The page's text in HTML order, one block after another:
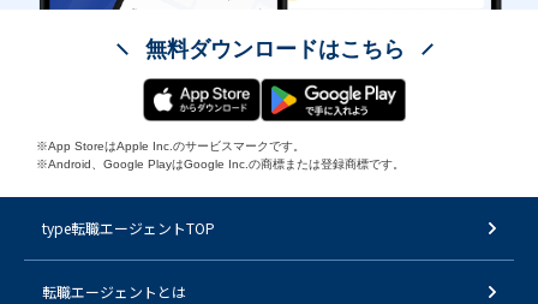
無料ダウンロードはこちら
※App StoreはApple Inc.のサービスマークです。
※Android、Google PlayはGoogle Inc.の商標または登録商標です。
type転職エージェントTOP
転職エージェントとは